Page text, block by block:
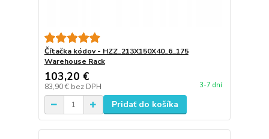
Čítačka kódov - HZZ_213X150X40_6_175
Warehouse Rack
103,20 €
83,90 € bez DPH 3-7 dní
Pridať do košíka